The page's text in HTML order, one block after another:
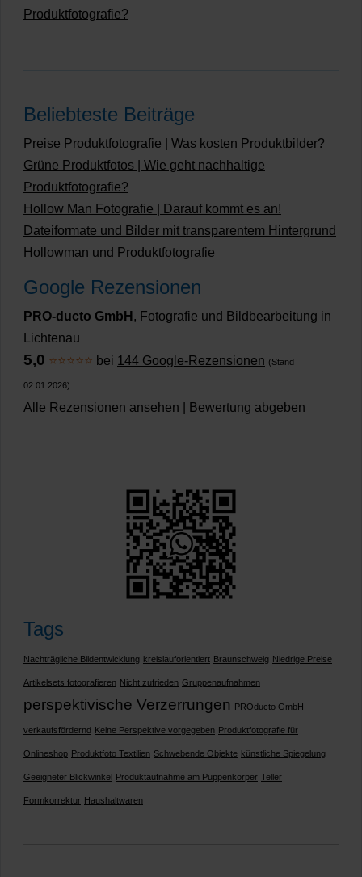
Produktfotografie?
Beliebteste Beiträge
Preise Produktfotografie | Was kosten Produktbilder?
Grüne Produktfotos | Wie geht nachhaltige
Produktfotografie?
Hollow Man Fotografie | Darauf kommt es an!
Dateiformate und Bilder mit transparentem Hintergrund
Hollowman und Produktfotografie
Google Rezensionen
PRO-ducto GmbH , Fotografie und Bildbearbeitung in
Lichtenau
5,0 ⭐⭐⭐⭐⭐ bei 144 Google-Rezensionen (Stand
02.01.2026)
Alle Rezensionen ansehen Bewertung abgeben
Tags
Nachträgliche Bildentwicklung kreislauforientiert Braunschweig Niedrige Preise
Artikelsets fotografieren Nicht zufrieden Gruppenaufnahmen
perspektivische Verzerrungen PROducto GmbH
verkaufsfördernd Keine Perspektive vorgegeben Produktfotografie für
Onlineshop Produktfoto Textilien Schwebende Objekte künstliche Spiegelung
Geeigneter Blickwinkel Produktaufnahme am Puppenkörper Teller
Formkorrektur Haushaltwaren